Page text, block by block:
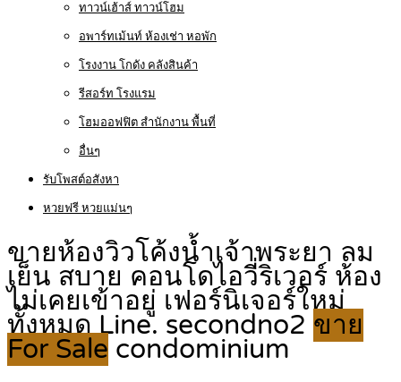
ทาวน์เฮ้าส์ ทาวน์โฮม
อพาร์ทเม้นท์ ห้องเช่า หอพัก
โรงงาน โกดัง คลังสินค้า
รีสอร์ท โรงแรม
โฮมออฟฟิต สำนักงาน พื้นที่
อื่นๆ
รับโพสต์อสังหา
หวยฟรี หวยแม่นๆ
ขายห้องวิวโค้งน้ำเจ้าพระยา ลม
เย็น สบาย คอนโดไอวี่ริเวอร์ ห้อง
ไม่เคยเข้าอยู่ เฟอร์นิเจอร์ใหม่
ทั้งหมด Line. secondno2 ขาย
For Sale condominium